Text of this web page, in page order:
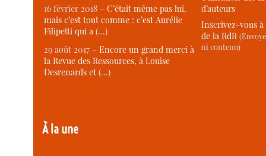
16 février 2018 –C’était même pas lui,
mais c’est tout comme : c’est Aurélie
Filipetti qui a (…)
29 août 2017 –Encore un grand merci à
la Revue des Ressources, à Louise
Desrenards et (…)
À la une
d’auteurs
Inscrivez-vous
de la RdR
ni contenu)